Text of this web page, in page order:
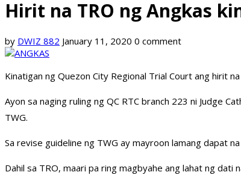
Hirit na TRO ng Angkas
by DWIZ 882 January 11, 2020 0 comment
Kinatigan ng Quezon City Regional Trial Court ang hirit
Ayon sa naging ruling ng QC RTC branch 223 ni Judge
TWG.
Sa revise guideline ng TWG ay mayroon lamang dapat
Dahil sa TRO, maari pa ring magbyahe ang lahat ng dati